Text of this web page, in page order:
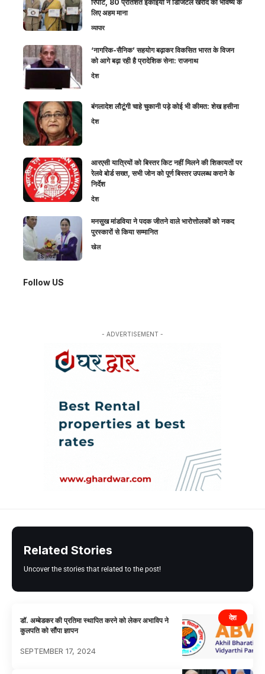
रिपोर्ट, 80 प्रतिशत इकाइयों ने डिजिटल खरीद को भविष्य के
लिए अहम माना
व्यापार
‘नागरिक-सैनिक’ सहयोग बढ़ाकर विकसित भारत के विजन
को आगे बढ़ा रही है प्रादेशिक सेना: राजनाथ
देश
बंगलादेश लौटूंगी चाहे चुकानी पड़े कोई भी कीमत: शेख हसीना
देश
आरएसी यात्रियों को बिस्तर किट नहीं मिलने की शिकायतों पर
रेलवे बोर्ड सख्त, सभी जोन को पूर्ण बिस्तर उपलब्ध कराने के
निर्देश
देश
मनसुख मांडविया ने पदक जीतने वाले भारोत्तोलकों को नकद
पुरस्कारों से किया सम्मानित
खेल
Follow US
- ADVERTISEMENT -
Related Stories
Uncover the stories that related to the post!
देश
डॉ. अम्बेडकर की प्रतिमा स्थापित करने को लेकर अभाविप ने
कुलपति को सौंपा ज्ञापन
SEPTEMBER 17, 2024